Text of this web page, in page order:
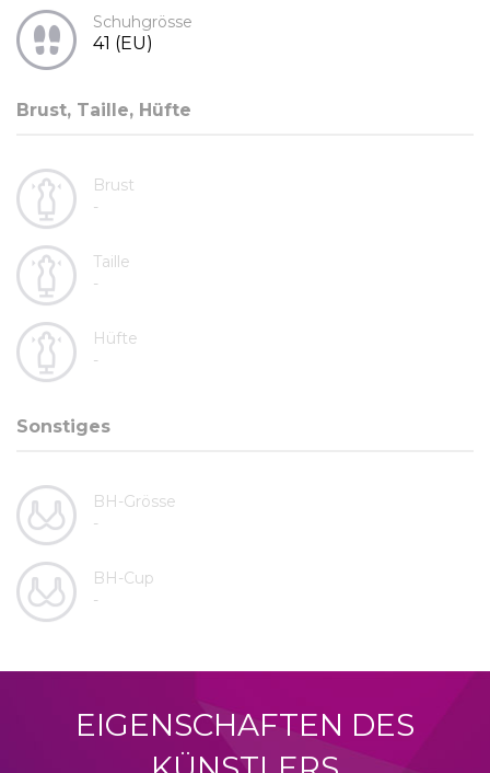
Schuhgrösse
41 (EU)
Brust, Taille, Hüfte
Brust
-
Taille
-
Hüfte
-
Sonstiges
BH-Grösse
-
BH-Cup
-
EIGENSCHAFTEN DES